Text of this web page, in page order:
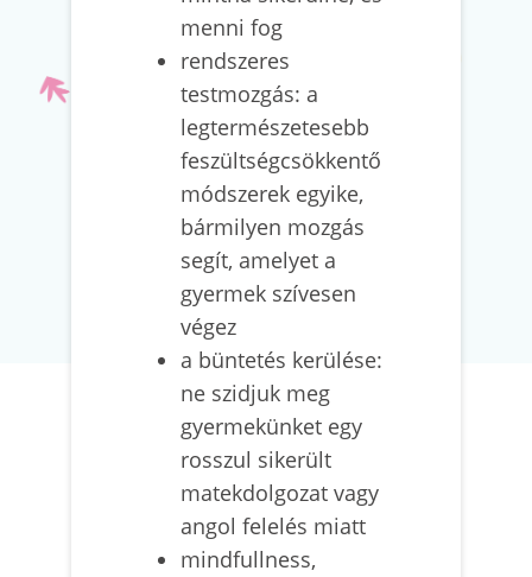
menni fog
rendszeres
testmozgás: a
legtermészetesebb
feszültségcsökkentő
módszerek egyike,
bármilyen mozgás
segít, amelyet a
gyermek szívesen
végez
a büntetés kerülése:
ne szidjuk meg
gyermekünket egy
rosszul sikerült
matekdolgozat vagy
angol felelés miatt
mindfullness,